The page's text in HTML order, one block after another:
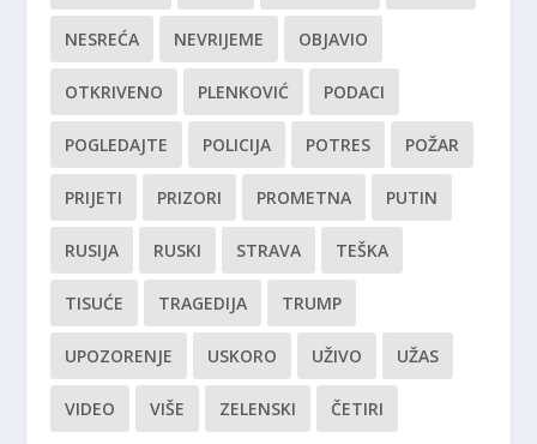
NESREĆA NEVRIJEME OBJAVIO
OTKRIVENO PLENKOVIĆ PODACI
POGLEDAJTE POLICIJA POTRES POŽAR
PRIJETI PRIZORI PROMETNA PUTIN
RUSIJA RUSKI STRAVA TEŠKA
TISUĆE TRAGEDIJA TRUMP
UPOZORENJE USKORO UŽIVO UŽAS
VIDEO VIŠE ZELENSKI ČETIRI